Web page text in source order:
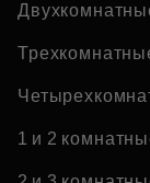
1 и 2